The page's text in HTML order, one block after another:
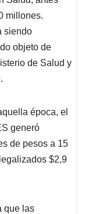
millones.
siendo
objeto de
de Salud y
época, el
generó
de pesos a 15
$2,9
que las